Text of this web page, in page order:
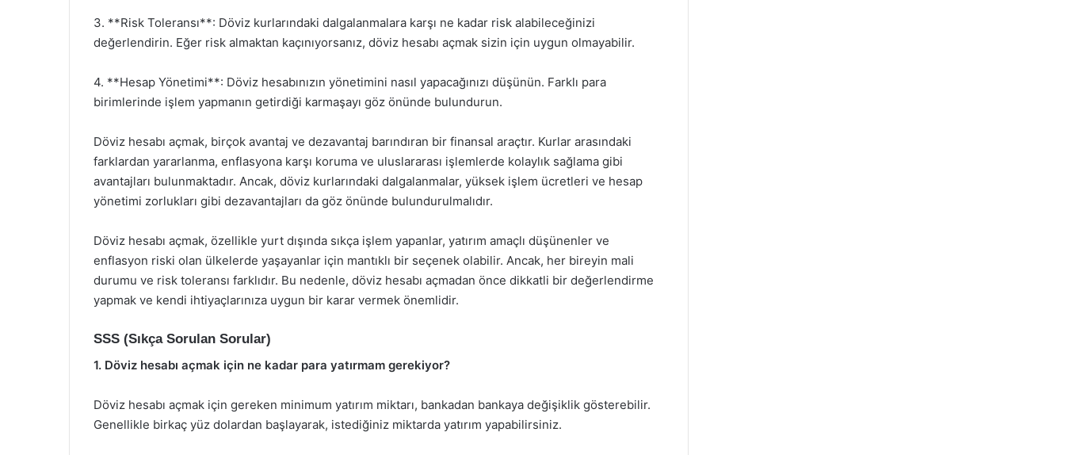
3. **Risk Toleransı**: Döviz kurlarındaki dalgalanmalara karşı ne kadar risk alabileceğinizi
değerlendirin. Eğer risk almaktan kaçınıyorsanız, döviz hesabı açmak sizin için uygun olmayabilir.
4. **Hesap Yönetimi**: Döviz hesabınızın yönetimini nasıl yapacağınızı düşünün. Farklı para
birimlerinde işlem yapmanın getirdiği karmaşayı göz önünde bulundurun.
Döviz hesabı açmak, birçok avantaj ve dezavantaj barındıran bir finansal araçtır. Kurlar arasındaki
farklardan yararlanma, enflasyona karşı koruma ve uluslararası işlemlerde kolaylık sağlama gibi
avantajları bulunmaktadır. Ancak, döviz kurlarındaki dalgalanmalar, yüksek işlem ücretleri ve hesap
yönetimi zorlukları gibi dezavantajları da göz önünde bulundurulmalıdır.
Döviz hesabı açmak, özellikle yurt dışında sıkça işlem yapanlar, yatırım amaçlı düşünenler ve
enflasyon riski olan ülkelerde yaşayanlar için mantıklı bir seçenek olabilir. Ancak, her bireyin mali
durumu ve risk toleransı farklıdır. Bu nedenle, döviz hesabı açmadan önce dikkatli bir değerlendirme
yapmak ve kendi ihtiyaçlarınıza uygun bir karar vermek önemlidir.
SSS (Sıkça Sorulan Sorular)
1. Döviz hesabı açmak için ne kadar para yatırmam gerekiyor?
Döviz hesabı açmak için gereken minimum yatırım miktarı, bankadan bankaya değişiklik gösterebilir.
Genellikle birkaç yüz dolardan başlayarak, istediğiniz miktarda yatırım yapabilirsiniz.